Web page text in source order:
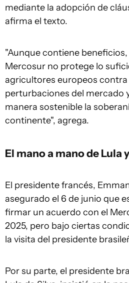
mediante la adopción de
afirma el texto.
"Aunque contiene
Mercosur no protege lo
agricultores europeos contra
perturbaciones del mercado
manera sostenible la
continente", agrega.
El mano a mano de Lula
El presidente francés,
asegurado el 6 de junio que
firmar un acuerdo con el
2025, pero bajo ciertas
la visita del presidente
Por su parte, el presidente